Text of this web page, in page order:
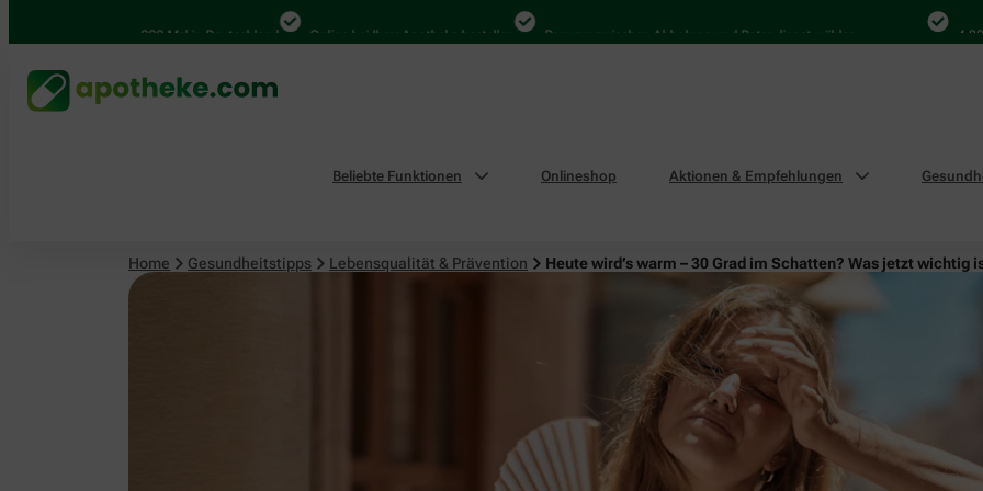
4.000 Mal in Deutschland Online bei Ihrer Apotheke bestellen Bequem zwischen Abholung und Botendienst wählen 4.000 Mal
Beliebte Funktionen Onlineshop Aktionen & Empfehlungen
Home Gesundheitstipps Lebensqualität & Prävention Heute wird’s warm – 30 Grad im Schatten? Was jetzt wichtig
Lebensqualität & Prävention